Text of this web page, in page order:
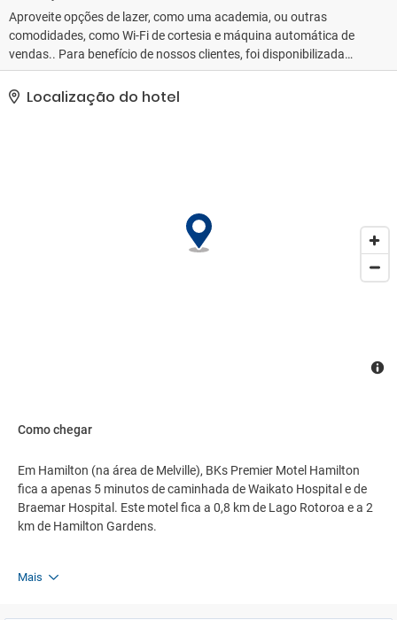
Aproveite opções de lazer, como uma academia, ou outras
comodidades, como Wi-Fi de cortesia e máquina automática de
vendas.. Para benefício de nossos clientes, foi disponibilizada
uma classificação com base em nosso sistema.. As comodidades
presentes incluem jornais de cortesia no saguão, armazenamento
para bagagem e lavanderia. Estacionamento grátis sem
Localização do hotel
Como chegar
Em Hamilton (na área de Melville), BKs Premier Motel Hamilton
fica a apenas 5 minutos de caminhada de Waikato Hospital e de
Braemar Hospital. Este motel fica a 0,8 km de Lago Rotoroa e a 2
km de Hamilton Gardens.
Mais